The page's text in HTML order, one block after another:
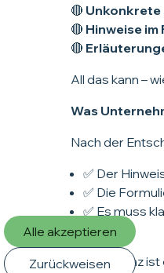
🔴 Unkonkrete
🔴 Hinweise
🔴
All das kann –
Was
Nach der
✅ Der
✅ Die
✅ Es muss
erfolgt
Transparenz
Alle akzeptieren
Zurückweisen